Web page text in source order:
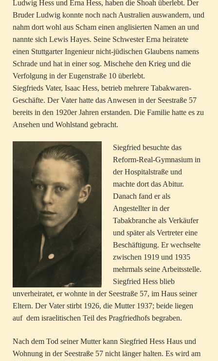
Ludwig Hess und Erna Hess, haben die Shoah überlebt. Der
Bruder Ludwig konnte noch nach Australien auswandern, und
nahm dort wohl aus Scham einen anglisierten Namen an und
nannte sich Lewis Hayes. Seine Schwester Erna heiratete
einen Stuttgarter Ingenieur nicht-jüdischen Glaubens namens
Schrade und hat in einer sog. Mischehe den Krieg und die
Verfolgung in der Eugenstraße 10 überlebt.
Siegfrieds Vater, Isaac Hess, betrieb mehrere Tabakwaren-
Geschäfte. Der Vater hatte das Anwesen in der Seestraße 57
bereits in den 1920er Jahren erstanden. Die Familie hatte es zu
Ansehen und Wohlstand gebracht.
Siegfried besuchte das
Reform-Real-Gymnasium in
der Hospitalstraße und
machte dort das Abitur.
Danach fand er als
Angestellter in der
Tabakbranche als Verkäufer
und später als Vertreter eine
Beschäftigung. Er wechselte
zwischen 1919 und 1935
mehrmals seine Arbeitsstelle.
Siegfried Hess blieb
unverheiratet, er wohnte in der Seestraße 57, im Haus seiner
Eltern. Der Vater stirbt 1926, die Mutter 1937; beide liegen
auf dem israelitischen Teil des Pragfriedhofs begraben.
Nach dem Tod seiner Mutter kann Siegfried Hess Haus und
Wohnung in der Seestraße 57 nicht länger halten. Es wird am